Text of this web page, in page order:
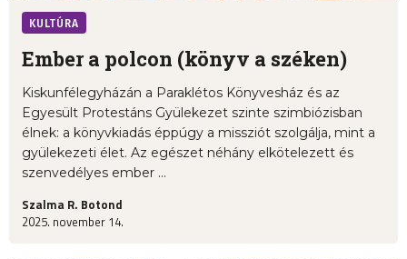
KULTÚRA
Ember a polcon (könyv a széken)
Kiskunfélegyházán a Paraklétos Könyvesház és az
Egyesült Protestáns Gyülekezet szinte szimbiózisban
élnek: a könyvkiadás éppúgy a missziót szolgálja, mint a
gyülekezeti élet. Az egészet néhány elkötelezett és
szenvedélyes ember ...
Szalma R. Botond
2025. november 14.